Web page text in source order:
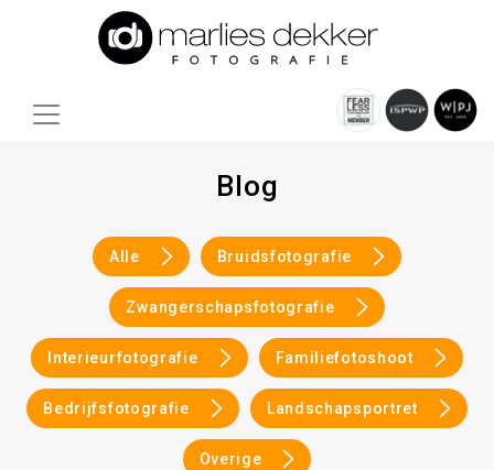
Blog
Alle Bruidsfotografie
Zwangerschapsfotografie
Interieurfotografie Familiefotoshoot
Bedrijfsfotografie Landschapsportret
Overige